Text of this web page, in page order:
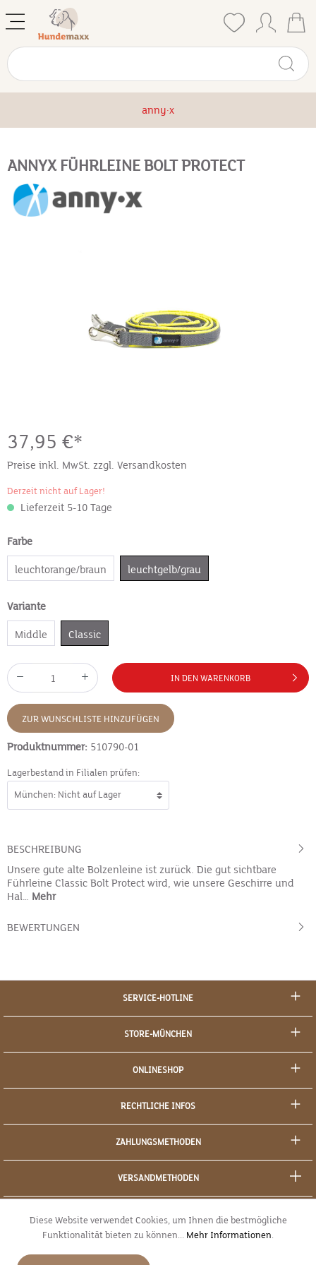
anny·x
ANNYX FÜHRLEINE BOLT PROTECT
37,95 €*
Preise inkl. MwSt. zzgl. Versandkosten
Derzeit nicht auf Lager!
Lieferzeit 5-10 Tage
Farbe
leuchtorange/braun leuchtgelb/grau
Variante
Middle Classic
IN DEN WARENKORB
ZUR WUNSCHLISTE HINZUFÜGEN
Produktnummer: 510790-01
Lagerbestand in Filialen prüfen:
BESCHREIBUNG
Unsere gute alte Bolzenleine ist zurück. Die gut sichtbare
Führleine Classic Bolt Protect wird, wie unsere Geschirre und
Hal… Mehr
BEWERTUNGEN
SERVICE-HOTLINE
STORE-MÜNCHEN
ONLINESHOP
RECHTLICHE INFOS
ZAHLUNGSMETHODEN
VERSANDMETHODEN
Diese Website verwendet Cookies, um Ihnen die bestmögliche
Funktionalität bieten zu können... Mehr Informationen.